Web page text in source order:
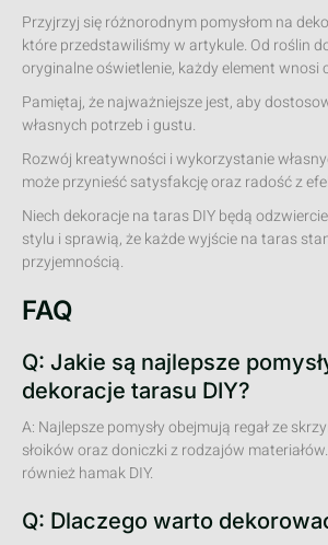
Przyjrzyj się różnorodnym pomysłom na
które przedstawiliśmy w artykule. Od roślin
oryginalne oświetlenie, każdy element wnosi
Pamiętaj, że najważniejsze jest, aby
własnych potrzeb i gustu.
Rozwój kreatywności i wykorzystanie
może przynieść satysfakcję oraz radość z
Niech dekoracje na taras DIY będą
stylu i sprawią, że każde wyjście na taras
przyjemnością.
FAQ
Q: Jakie są najlepsze
dekoracje tarasu DIY?
A: Najlepsze pomysły obejmują regał ze
słoików oraz doniczki z rodzajów
również hamak DIY.
Q: Dlaczego warto